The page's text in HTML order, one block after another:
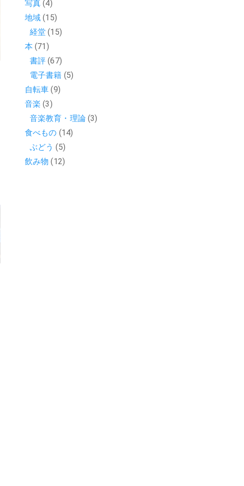
写真 (4)
地域 (15)
経堂 (15)
本 (71)
書評 (67)
電子書籍 (5)
自転車 (9)
音楽 (3)
音楽教育・理論(3)
食べもの (14)
ぶどう (5)
飲み物 (12)